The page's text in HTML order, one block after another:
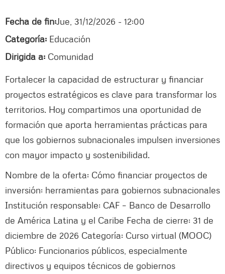
Fecha de fin:Jue, 31/12/2026 - 12:00
Categoría: Educación
Dirigida a: Comunidad
Fortalecer la capacidad de estructurar y financiar
proyectos estratégicos es clave para transformar los
territorios. Hoy compartimos una oportunidad de
formación que aporta herramientas prácticas para
que los gobiernos subnacionales impulsen inversiones
con mayor impacto y sostenibilidad.
Nombre de la oferta: Cómo financiar proyectos de
inversión: herramientas para gobiernos subnacionales
Institución responsable: CAF – Banco de Desarrollo
de América Latina y el Caribe Fecha de cierre: 31 de
diciembre de 2026 Categoría: Curso virtual (MOOC)
Público: Funcionarios públicos, especialmente
directivos y equipos técnicos de gobiernos